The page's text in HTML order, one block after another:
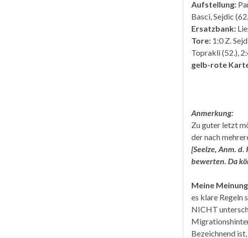
Aufstellung:
Basci, Sejdic
Ersatzbank:
Tore: 1:0 Z.
Toprakli (52.),
gelb-rote
Anmerkung:
Zu guter letzt
der nach
[Seelze, Anm.
bewerten. Da
Meine
es klare Regeln
NICHT
Bezeichnend